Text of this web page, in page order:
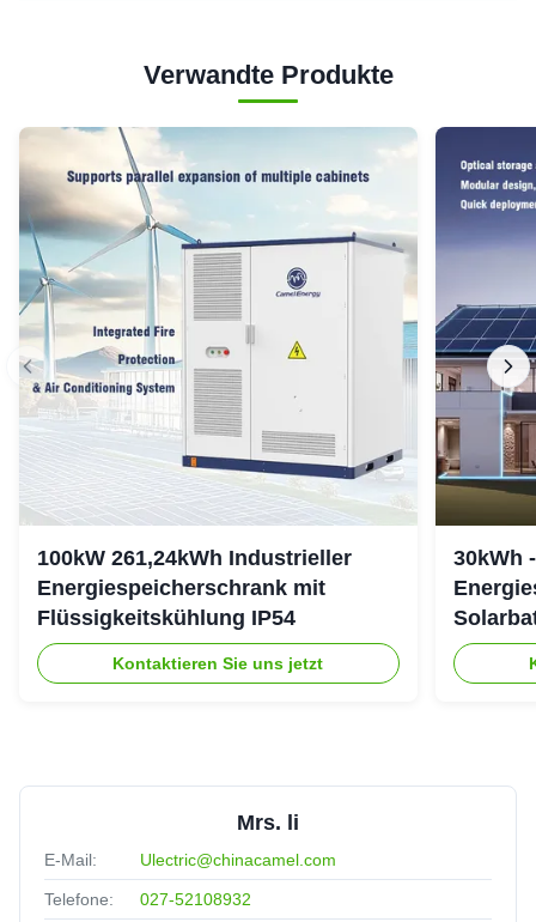
Verwandte Produkte
100kW 261,24kWh Industrieller
Energiespeicherschrank mit
Flüssigkeitskühlung IP54
Kontaktieren Sie uns jetzt
30kWh
307,2
Mrs. li
E-Mail: Ulectric@chinacamel.com
Telefone: 027-52108932